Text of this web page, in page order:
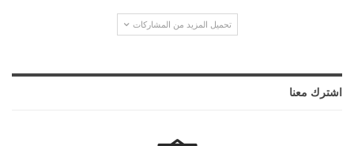
تحميل المزيد من المشاركات
اشترك معنا